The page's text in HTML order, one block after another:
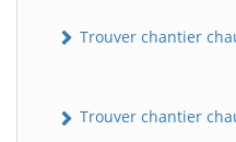
Trouver chantier
Trouver chantier